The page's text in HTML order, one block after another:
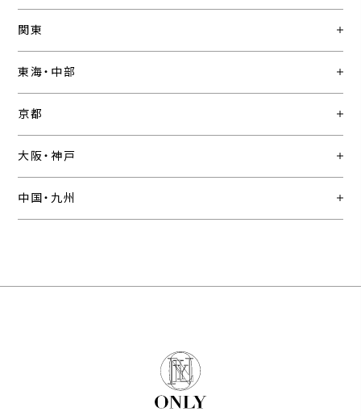
関東
東海・中部
京都
大阪・神戸
中国・九州